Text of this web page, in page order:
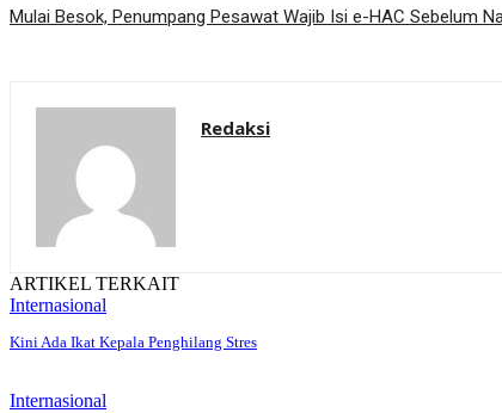
Mulai Besok, Penumpang Pesawat Wajib Isi e-HAC Sebelum
Redaksi
ARTIKEL TERKAIT
Internasional
Kini Ada Ikat Kepala Penghilang Stres
Internasional